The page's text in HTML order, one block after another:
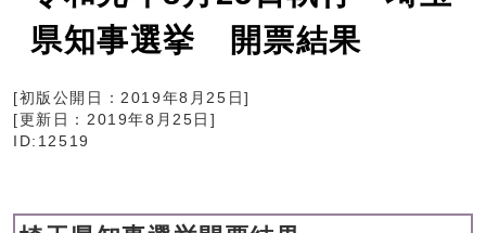
県知事選挙 開票結果
[初版公開日：2019年8月25日]
[更新日： 2019年8月25日 ]
ID:12519